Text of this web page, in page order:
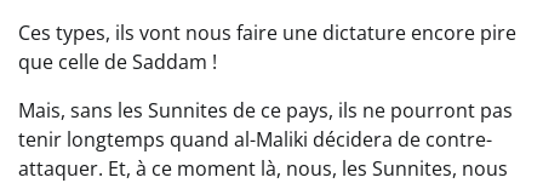
Ces types, ils vont nous faire une dictature encore pire
que celle de Saddam !
Mais, sans les Sunnites de ce pays, ils ne pourront pas
tenir longtemps quand al-Maliki décidera de contre-
attaquer. Et, à ce moment là, nous, les Sunnites, nous